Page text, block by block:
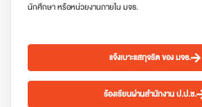
นักศึกษา หรือหน่วยงานภายใน มจธ.
แจ้งเบาะแสทุจริต ของ มจธ.
ร้องเรียนผ่านสำนักงาน ป.ป.ช.